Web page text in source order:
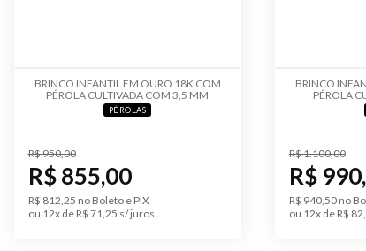
BRINCO INFANTIL EM OURO 18K COM
PÉROLA CULTIVADA COM 3,5 MM
PÉROLAS
R$ 812,25 no Boleto e PIX
ou 12x de R$ 71,25 s/ juros
R$ 950,00
R$ 855,00
BRINCO
PÉROLA
R$ 940,50 no
ou 12x de R$
R$ 1.100,00
R$